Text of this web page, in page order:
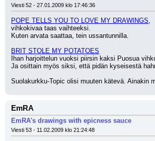
Viesti 52 - 27.01.2009 klo 17:46:36
POPE TELLS YOU TO LOVE MY DRAWINGS,
vihkokivaa taas vaihteeksi.
Kuten arvata saattaa, tein ussantunnilla.
BRIT STOLE MY POTATOES
Ihan harjoittelun vuoksi piirsin kaksi Puosua
Ja osittain myös siksi, että pidän kyseisestä
Suolakurkku-Topic olisi muuten kätevä. Ainakin
EmRA
EmRA's drawings with epicness sauce
Viesti 53 - 11.02.2009 klo 21:24:48